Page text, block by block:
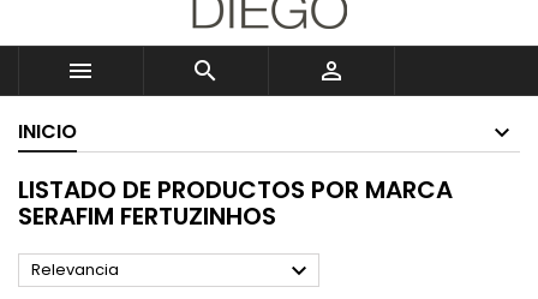
  
INICIO
LISTADO DE PRODUCTOS POR MARCA
SERAFIM FERTUZINHOS
Relevancia 